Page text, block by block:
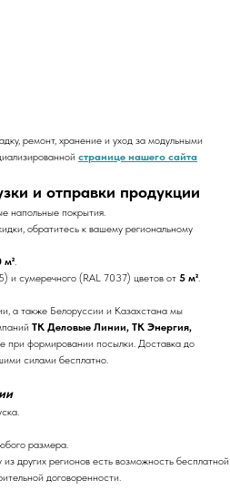
ремонт, хранение и уход за модульными
странице нашего сайта
и отправки продукции
напольные покрытия.
обратитесь к вашему региональному
м².
и сумеречного (RAL 7037) цветов от 5 м².
а также Белоруссии и Казахстана мы
ТК Деловые Линии, ТК Энергия,
при формировании посылки. Доставка до
силами бесплатно.
размера.
других регионов есть возможность бесплатной
договоренности.